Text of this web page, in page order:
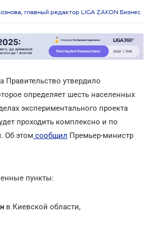
главный редактор LIGA ZAKON Бизнес
Правительство утвердило
определяет шесть населенных
экспериментального проекта
проходить комплексно и по
Об этом сообщил Премьер-министр
пункты:
в Киевской области,